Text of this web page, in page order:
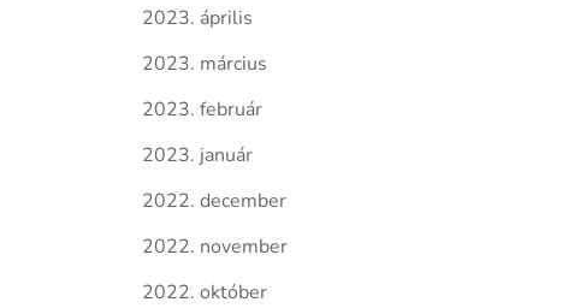
2023. április
2023. március
2023. február
2023. január
2022. december
2022. november
2022. október